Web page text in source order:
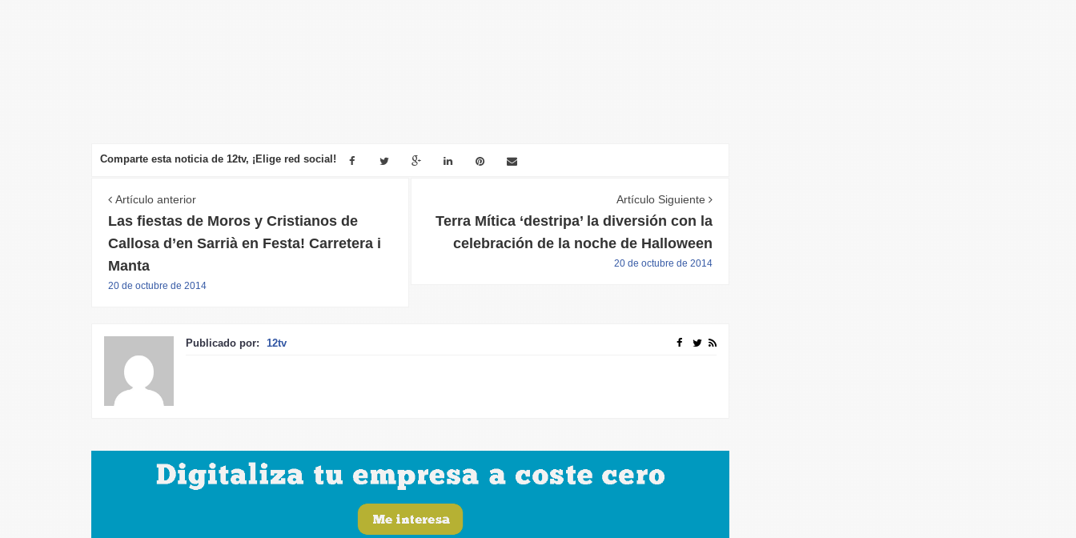
Comparte esta noticia de 12tv, ¡Elige red social!
Artículo anterior
Las fiestas de Moros y Cristianos de
Callosa d’en Sarrià en Festa! Carretera i
Manta
20 de octubre de 2014
Artículo Siguiente
Terra Mítica ‘destripa’ la diversión con la
celebración de la noche de Halloween
20 de octubre de 2014
Publicado por: 12tv